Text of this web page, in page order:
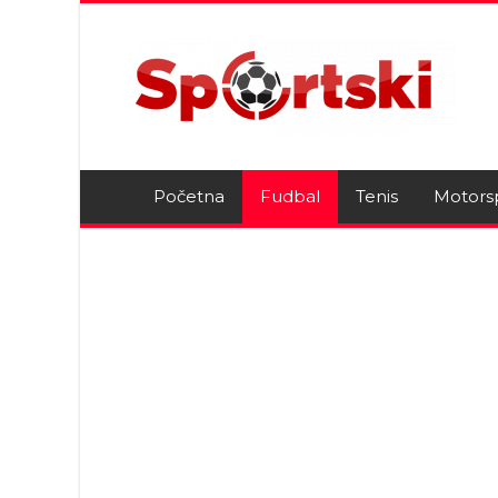
Početna Fudbal Tenis